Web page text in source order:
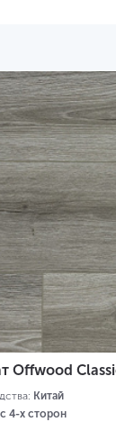
Offwood
Китай
с 4-х сторон